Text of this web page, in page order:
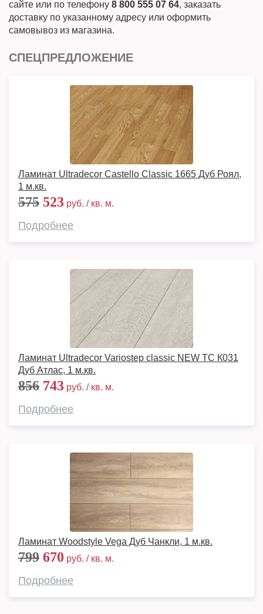
сайте или по телефону 8 800 555 07 64, заказать
доставку по указанному адресу или оформить
самовывоз из магазина.
СПЕЦПРЕДЛОЖЕНИЕ
Ламинат Ultradecor Castello Classic 1665 Дуб Роял,
1 м.кв.
575 523 руб. / кв. м.
Подробнее
Ламинат Ultradecor Variostep classic NEW TC К031
Дуб Атлас, 1 м.кв.
856 743 руб. / кв. м.
Подробнее
Ламинат Woodstyle Vega Дуб Чанкли, 1 м.кв.
799 670 руб. / кв. м.
Подробнее